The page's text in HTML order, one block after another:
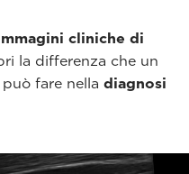
cliniche di
la differenza che un
fare nella diagnosi